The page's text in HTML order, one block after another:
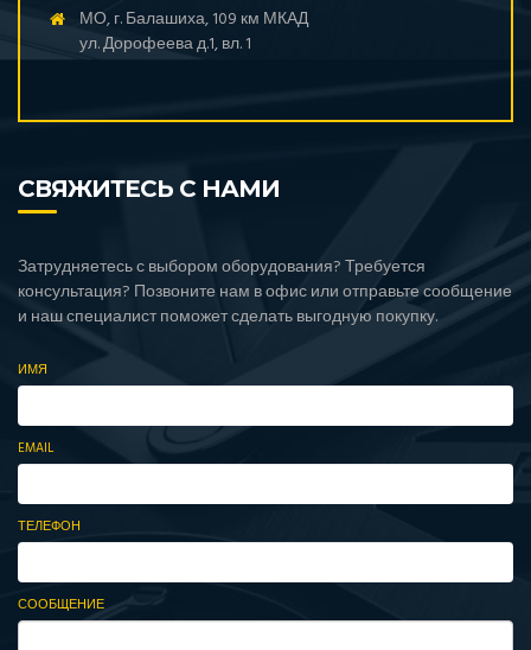
МО, г. Балашиха, 109 км МКАД
ул. Дорофеева д.1, вл. 1
СВЯЖИТЕСЬ С НАМИ
Затрудняетесь с выбором оборудования? Требуется
консультация? Позвоните нам в офис или отправьте сообщение
и наш специалист поможет сделать выгодную покупку.
ИМЯ
EMAIL
ТЕЛЕФОН
СООБЩЕНИЕ